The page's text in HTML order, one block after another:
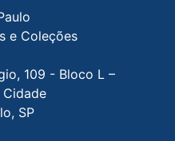
e Coleções
109 - Bloco L –
SP